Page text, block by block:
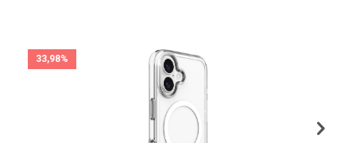
33,98%